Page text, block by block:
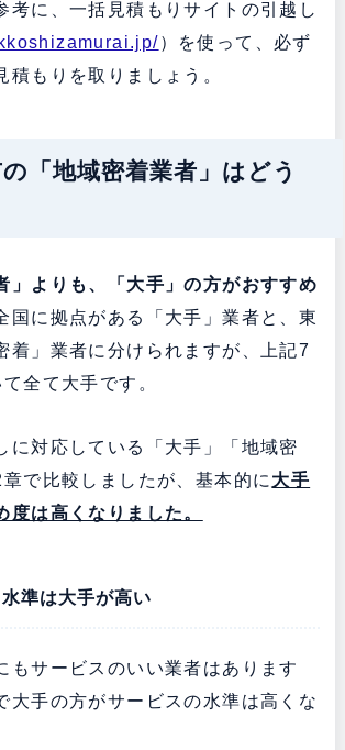
考に、一括見積もりサイトの引越し
）を使って、必ず
積もりを取りましょう。
「地域密着業者」はどう
」よりも、「大手」の方がおすすめ
国に拠点がある「大手」業者と、東
着」業者に分けられますが、上記7
全て大手です。
に対応している「大手」「地域密
で比較しましたが、基本的に 大手
度は高くなりました。
準は大手が高い
もサービスのいい業者はあります
大手の方がサービスの水準は高くな